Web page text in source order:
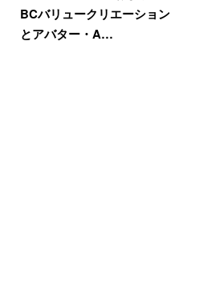
BCバリュークリエーション
とアバター・A…